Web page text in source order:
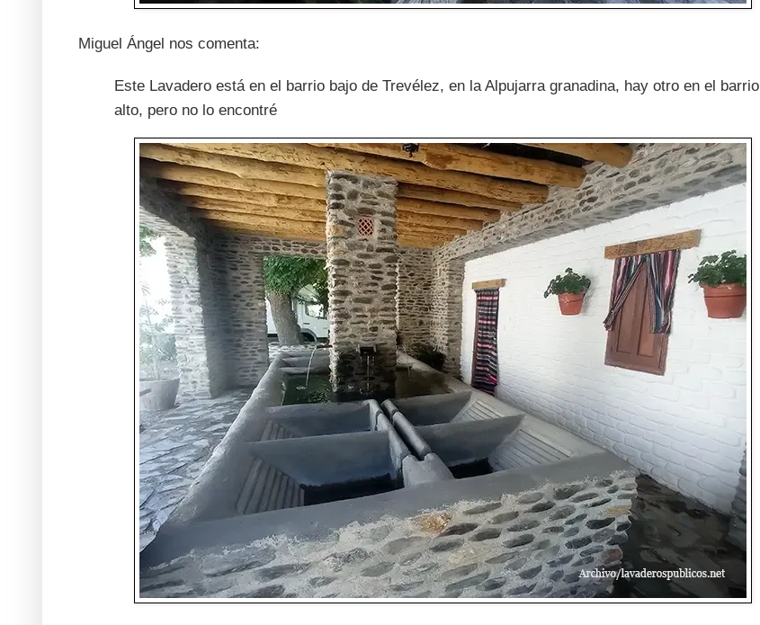
Miguel Ángel nos comenta:
Este Lavadero está en el barrio bajo de Trevélez, en la Alpujarra granadina, hay otro en el barrio
alto, pero no lo encontré